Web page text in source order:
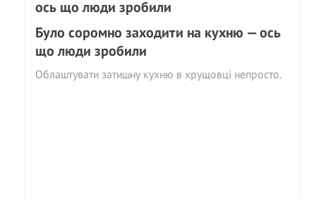
Було соромно заходити на кухню — ось
що люди зробили
Облаштувати затишну кухню в хрущовці непросто.